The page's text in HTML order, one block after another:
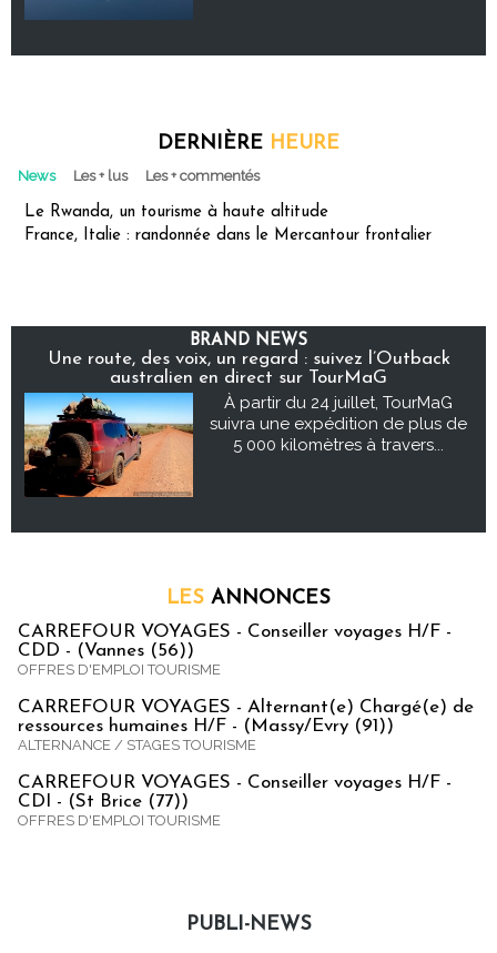
DERNIÈRE HEURE
News Les + lus Les + commentés
Le Rwanda, un tourisme à haute altitude
France, Italie : randonnée dans le Mercantour frontalier
BRAND NEWS
Une route, des voix, un regard : suivez l’Outback
australien en direct sur TourMaG
À partir du 24 juillet, TourMaG
suivra une expédition de plus de
5 000 kilomètres à travers...
LES ANNONCES
CARREFOUR VOYAGES - Conseiller voyages H/F -
CDD - (Vannes (56))
OFFRES D'EMPLOI TOURISME
CARREFOUR VOYAGES - Alternant(e) Chargé(e) de
ressources humaines H/F - (Massy/Evry (91))
ALTERNANCE / STAGES TOURISME
CARREFOUR VOYAGES - Conseiller voyages H/F -
CDI - (St Brice (77))
OFFRES D'EMPLOI TOURISME
PUBLI-NEWS